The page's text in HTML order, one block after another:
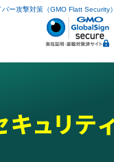
バー攻撃対策（GMO Flatt Security）